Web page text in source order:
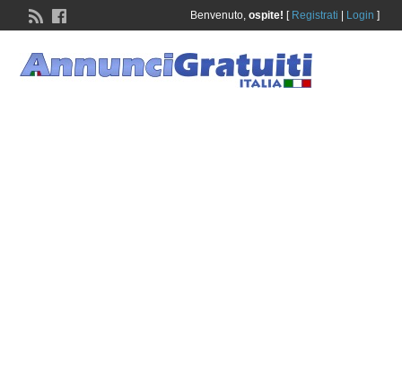
Benvenuto, ospite! [ Registrati Login ]